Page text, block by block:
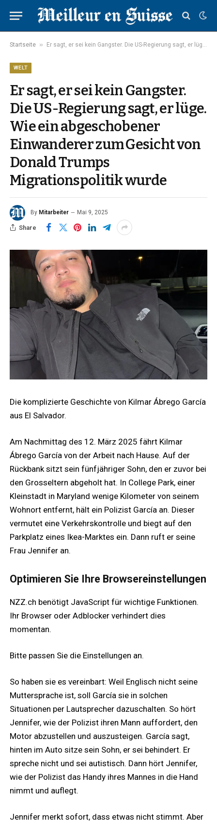
Startseite » Er sagt, er sei kein Gangster. Die US-Regierung sagt, er lüge. Wie ein abgeschobener Einwanderer zum Gesicht von Donald Trumps Migrationspolitik wurde
WELT
Er sagt, er sei kein Gangster.
Die US-Regierung sagt, er lüge.
Wie ein abgeschobener
Einwanderer zum Gesicht von
Donald Trumps
Migrationspolitik wurde
By Mitarbeiter Mai 9, 2025
Share
Die komplizierte Geschichte von Kilmar Ábrego García
aus El Salvador.
Am Nachmittag des 12. März 2025 fährt Kilmar
Ábrego García von der Arbeit nach Hause. Auf der
Rückbank sitzt sein fünfjähriger Sohn, den er zuvor bei
den Grosseltern abgeholt hat. In College Park, einer
Kleinstadt in Maryland wenige Kilometer von seinem
Wohnort entfernt, hält ein Polizist García an. Dieser
vermutet eine Verkehrskontrolle und biegt auf den
Parkplatz eines Ikea-Marktes ein. Dann ruft er seine
Frau Jennifer an.
Optimieren Sie Ihre Browsereinstellungen
NZZ.ch benötigt JavaScript für wichtige Funktionen.
Ihr Browser oder Adblocker verhindert dies
momentan.
Bitte passen Sie die Einstellungen an.
So haben sie es vereinbart: Weil Englisch nicht seine
Muttersprache ist, soll García sie in solchen
Situationen per Lautsprecher dazuschalten. So hört
Jennifer, wie der Polizist ihren Mann auffordert, den
Motor abzustellen und auszusteigen. García sagt,
hinten im Auto sitze sein Sohn, er sei behindert. Er
spreche nicht und sei autistisch. Dann hört Jennifer,
wie der Polizist das Handy ihres Mannes in die Hand
nimmt und auflegt.
Jennifer merkt sofort, dass etwas nicht stimmt. Aber